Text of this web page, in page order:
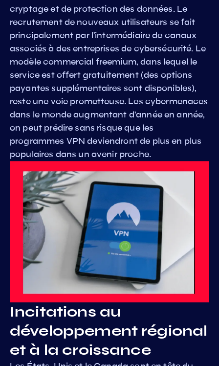
cryptage et de protection des données. Le
recrutement de nouveaux utilisateurs se fait
principalement par l'intermédiaire de canaux
associés à des entreprises de cybersécurité. Le
modèle commercial freemium, dans lequel le
service est offert gratuitement (des options
payantes supplémentaires sont disponibles),
reste une voie prometteuse. Les cybermenaces
dans le monde augmentant d'année en année,
on peut prédire sans risque que les
programmes VPN deviendront de plus en plus
populaires dans un avenir proche.
Incitations au
développement régional
et à la croissance